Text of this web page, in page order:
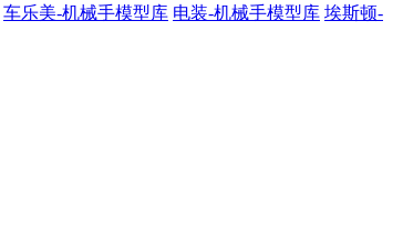
车乐美-机械手模型库 电装-机械手模型库 埃斯顿-